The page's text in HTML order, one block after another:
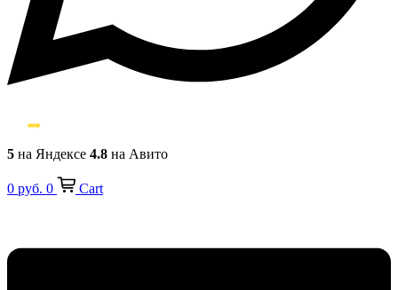
5 на Яндексе 4.8 на Авито
0 руб. 0 Cart